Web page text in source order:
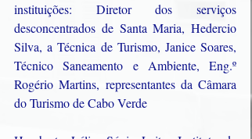
instituições: Diretor dos serviços
desconcentrados de Santa Maria, Hedercio
Silva, a Técnica de Turismo, Janice Soares,
Técnico Saneamento e Ambiente, Eng.º
Rogério Martins, representantes da Câmara
do Turismo de Cabo Verde